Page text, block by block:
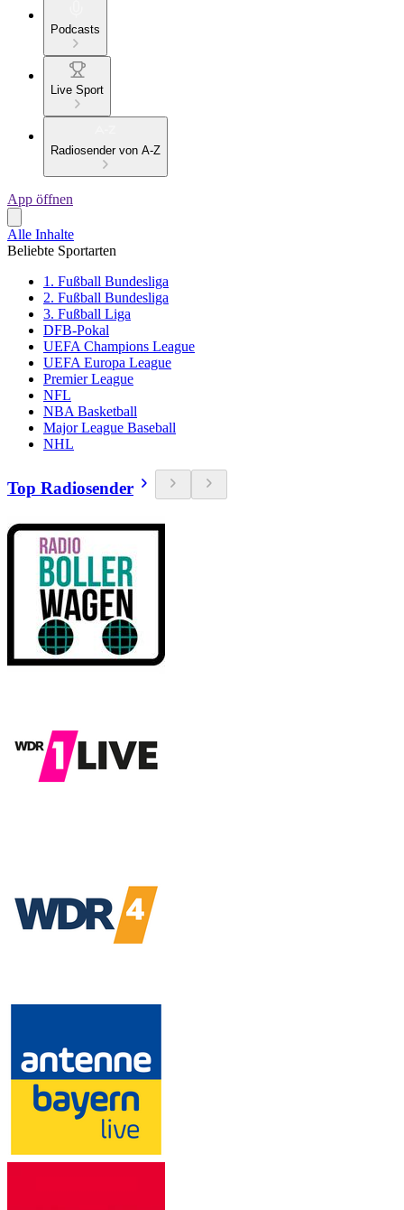
Podcasts
Live Sport
Radiosender von A-Z
App öffnen
Alle Inhalte
Beliebte Sportarten
1. Fußball Bundesliga
2. Fußball Bundesliga
3. Fußball Liga
DFB-Pokal
UEFA Champions League
UEFA Europa League
Premier League
NFL
NBA Basketball
Major League Baseball
NHL
Top Radiosender